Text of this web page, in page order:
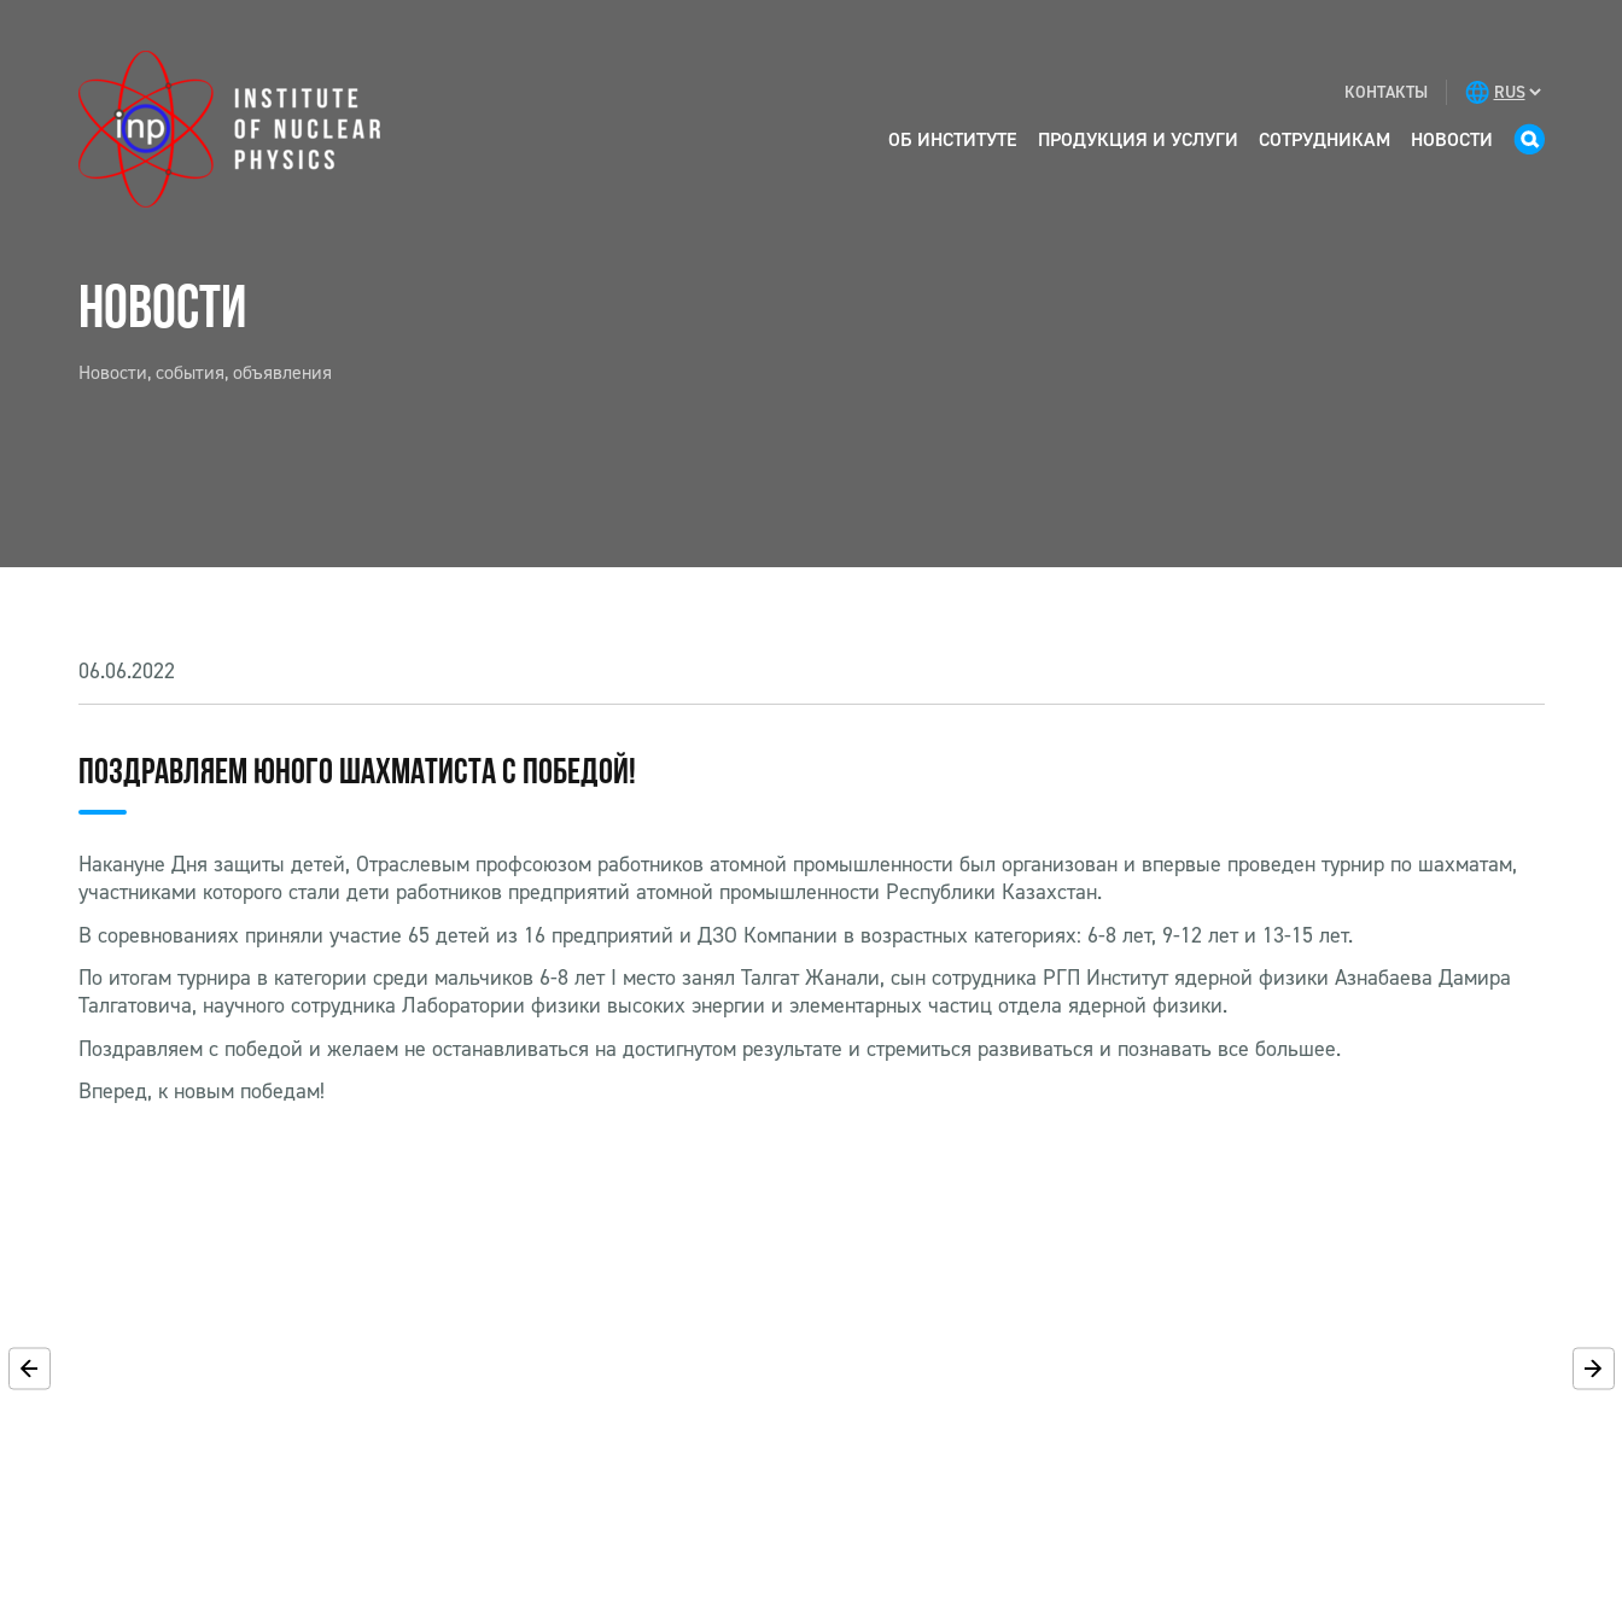
КОНТАКТЫ
ОБ ИНСТИТУТЕ ПРОДУКЦИЯ И УСЛУГИ СОТРУДНИКАМ НОВОСТИ
НОВОСТИ
Новости, события, объявления
06.06.2022
ПОЗДРАВЛЯЕМ ЮНОГО ШАХМАТИСТА С ПОБЕДОЙ!
Накануне Дня защиты детей, Отраслевым профсоюзом работников атомной промышленности был организован и впервые проведен турнир по шахматам,
участниками которого стали дети работников предприятий атомной промышленности Республики Казахстан.
В соревнованиях приняли участие 65 детей из 16 предприятий и ДЗО Компании в возрастных категориях: 6-8 лет, 9-12 лет и 13-15 лет.
По итогам турнира в категории среди мальчиков 6-8 лет I место занял Талгат Жанали, сын сотрудника РГП Институт ядерной физики Азнабаева Дамира
Талгатовича, научного сотрудника Лаборатории физики высоких энергии и элементарных частиц отдела ядерной физики.
Поздравляем с победой и желаем не останавливаться на достигнутом результате и стремиться развиваться и познавать все большее.
Вперед, к новым победам!